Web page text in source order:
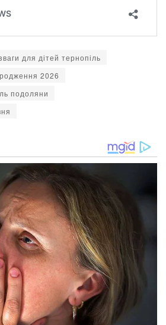
для дітей тернопіль
2026
подоляни